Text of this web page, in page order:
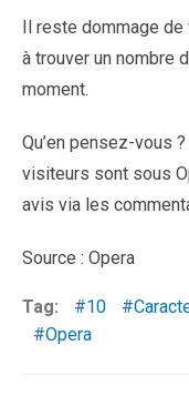
Il reste dommage de
à trouver un nombre
moment.
Qu’en pensez-vous
visiteurs sont sous
avis via les
Source : Opera
Tag: 10
Opera